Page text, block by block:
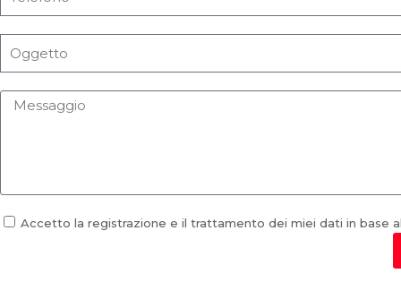
Accetto la registrazione e il trattamento dei miei dati in base